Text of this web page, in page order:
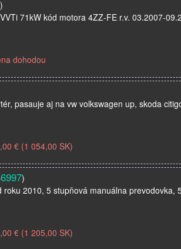
)
71kW kód motora 4ZZ-FE r.v. 03.2007-
dohodou
pasauje aj na vw volkswagen up, skoda
€ (1 054,00 SK)
)
2010, 5 stupňová manuálna prevodovka,
€ (1 205,00 SK)